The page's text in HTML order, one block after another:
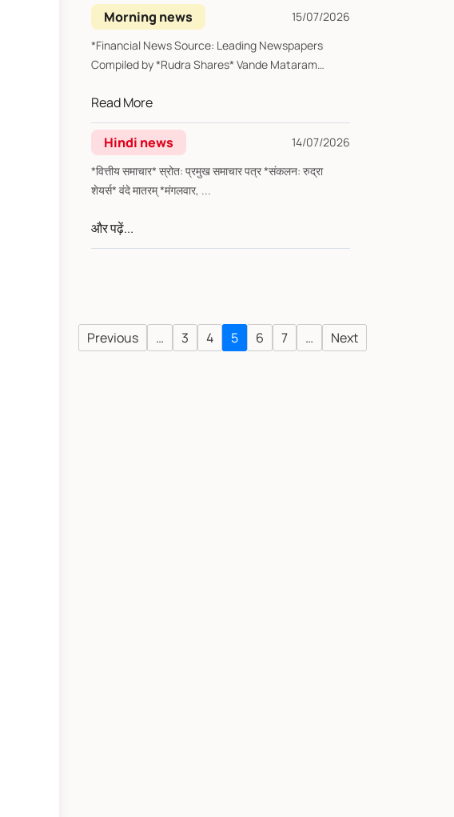
Morning news
15/07/2026
*Financial News Source: Leading Newspapers
Compiled by *Rudra Shares* Vande Mataram
Read More
Hindi news
14/07/2026
*वित्तीय समाचार* स्रोत: प्रमुख समाचार पत्र *संकलन: रुद्रा
शेयर्स* वंदे मातरम् *मंगलवार, ...
और पढ़ें...
Previous … 3 4 5 6 7 … Next